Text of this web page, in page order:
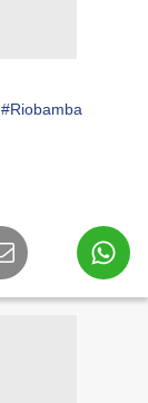
#Riobamba